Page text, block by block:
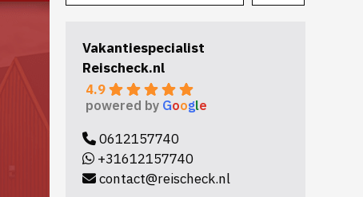
Vakantiespecialist
Reischeck.nl
4.9
powered by Google
0612157740
+31612157740
contact@reischeck.nl